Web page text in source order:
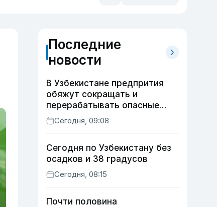
Последние
новости
В Узбекистане предпрития
обяжут сокращать и
перерабатывать опасные
отходы
Сегодня, 09:08
Сегодня по Узбекистану без
осадков и 38 градусов
Сегодня, 08:15
Почти половина